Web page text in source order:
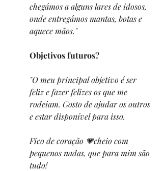
chegámos a alguns lares de idosos,
onde entregámos mantas, botas e
aquece mãos."
Objetivos futuros?
"O meu principal objetivo é ser
feliz e fazer felizes os que me
rodeiam. Gosto de ajudar os outros
e estar disponível para isso.
Fico de coração 💗cheio com
pequenos nadas, que para mim são
tudo!